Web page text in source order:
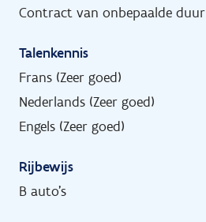
Contract van onbepaalde duur
Talenkennis
Frans (Zeer goed)
Nederlands (Zeer goed)
Engels (Zeer goed)
Rijbewijs
B auto's